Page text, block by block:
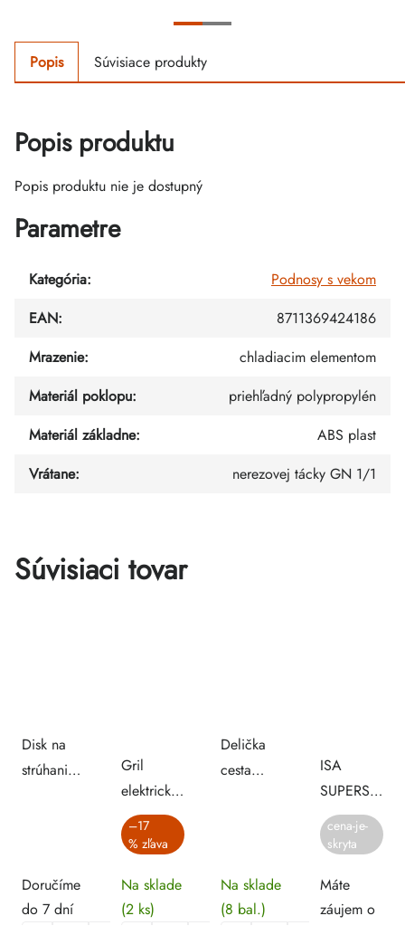
Popis Súvisiace produkty
Popis produktu
Popis produktu nie je dostupný
Parametre
Kategória:
Podnosy s vekom
EAN:
8711369424186
Mrazenie:
chladiacim elementom
Materiál poklopu:
priehľadný polypropylén
Materiál základne:
ABS plast
Vrátane: nerezovej tácky GN 1/1
Súvisiaci tovar
Disk na
strúhanie
Doručíme
do 7 dní
Gril
elektrický
na kebap
E3-S
–17
%
Na sklade
(2 ks)
Delička
cesta
Na sklade
(8 bal.)
ISA
SUPERSHOW
- vitríny na
zmrzlinu
cena-je-
skryta
Máte
záujem o